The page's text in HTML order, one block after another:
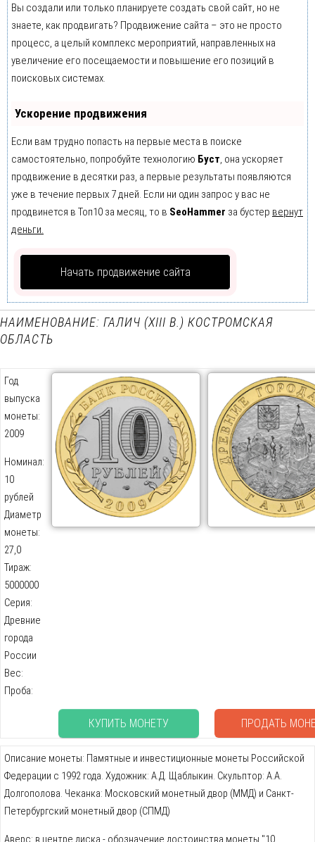
Вы создали или только планируете создать свой сайт, но не
знаете, как продвигать? Продвижение сайта – это не просто
процесс, а целый комплекс мероприятий, направленных на
увеличение его посещаемости и повышение его позиций в
поисковых системах.
Ускорение продвижения
Если вам трудно попасть на первые места в поиске
самостоятельно, попробуйте технологию Буст, она ускоряет
продвижение в десятки раз, а первые результаты появляются
уже в течение первых 7 дней. Если ни один запрос у вас не
продвинется в Топ10 за месяц, то в SeoHammer за бустер вернут
деньги.
Начать продвижение сайта
НАИМЕНОВАНИЕ: ГАЛИЧ (XIII В.) КОСТРОМСКАЯ
ОБЛАСТЬ
Год
выпуска
монеты:
2009
Номинал:
10
рублей
Диаметр
монеты:
27,0
Тираж:
5000000
Серия:
Древние
города
России
Вес:
Проба:
КУПИТЬ МОНЕТУ ПРОДАТЬ
Описание монеты: Памятные и инвестиционные монеты Российской
Федерации с 1992 года. Художник: А.Д. Щаблыкин. Скульптор: А.А.
Долгополова. Чеканка: Московский монетный двор (ММД) и Санкт-
Петербургский монетный двор (СПМД)
Аверс: в центре диска - обозначение достоинства монеты "10